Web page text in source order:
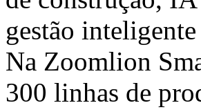
gestão
Na Zoomlion
300 linhas de